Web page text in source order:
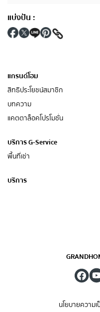
แบ่งปัน :
แกรนด์โฮม
สิทธิประโยชน์สมาชิก
บทความ
แคตตาล็อคโปรโมชั่น
บริการ G-Service
พื้นที่เช่า
บริการ
นโยบายความ